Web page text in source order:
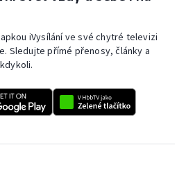
iVysílání ve své chytré televizi
Sledujte přímé přenosy, články a